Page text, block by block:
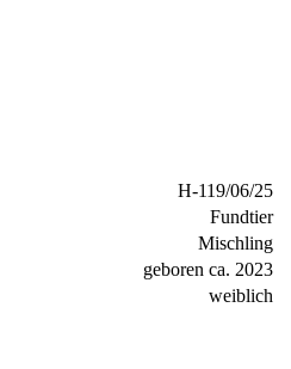
H-119/06/25
Fundtier
Mischling
geboren ca. 2023
weiblich